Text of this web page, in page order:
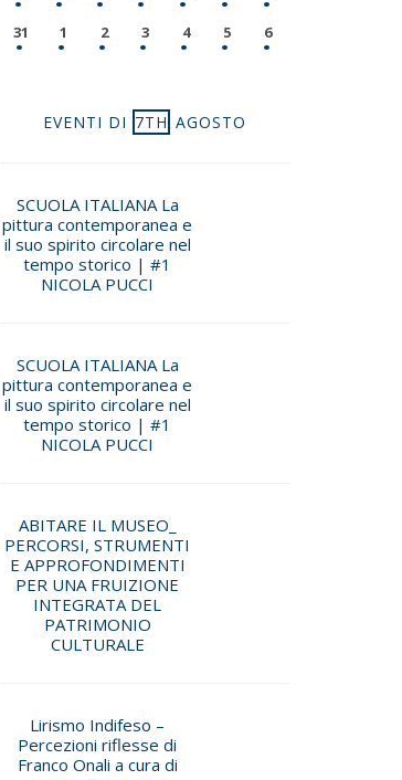
31 1 2 3 4 5 6
EVENTI DI 7TH AGOSTO
SCUOLA ITALIANA La
pittura contemporanea e
il suo spirito circolare nel
tempo storico | #1
NICOLA PUCCI
SCUOLA ITALIANA La
pittura contemporanea e
il suo spirito circolare nel
tempo storico | #1
NICOLA PUCCI
ABITARE IL MUSEO_
PERCORSI, STRUMENTI
E APPROFONDIMENTI
PER UNA FRUIZIONE
INTEGRATA DEL
PATRIMONIO
CULTURALE
Lirismo Indifeso –
Percezioni riflesse di
Franco Onali a cura di